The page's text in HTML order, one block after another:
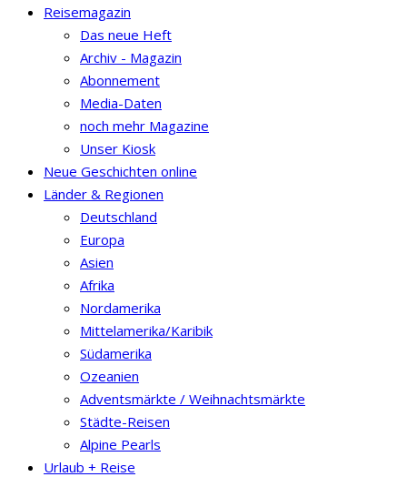
Reisemagazin
Das neue Heft
Archiv - Magazin
Abonnement
Media-Daten
noch mehr Magazine
Unser Kiosk
Neue Geschichten online
Länder & Regionen
Deutschland
Europa
Asien
Afrika
Nordamerika
Mittelamerika/Karibik
Südamerika
Ozeanien
Adventsmärkte / Weihnachtsmärkte
Städte-Reisen
Alpine Pearls
Urlaub + Reise